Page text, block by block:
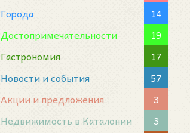
Города
14
Достопримечательности
19
Гастрономия
17
Новости и события
57
Акции и предложения
3
Недвижимость в Каталонии
3